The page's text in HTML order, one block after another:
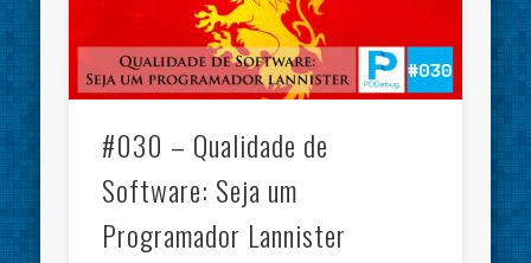
#030 – Qualidade de
Software: Seja um
Programador Lannister